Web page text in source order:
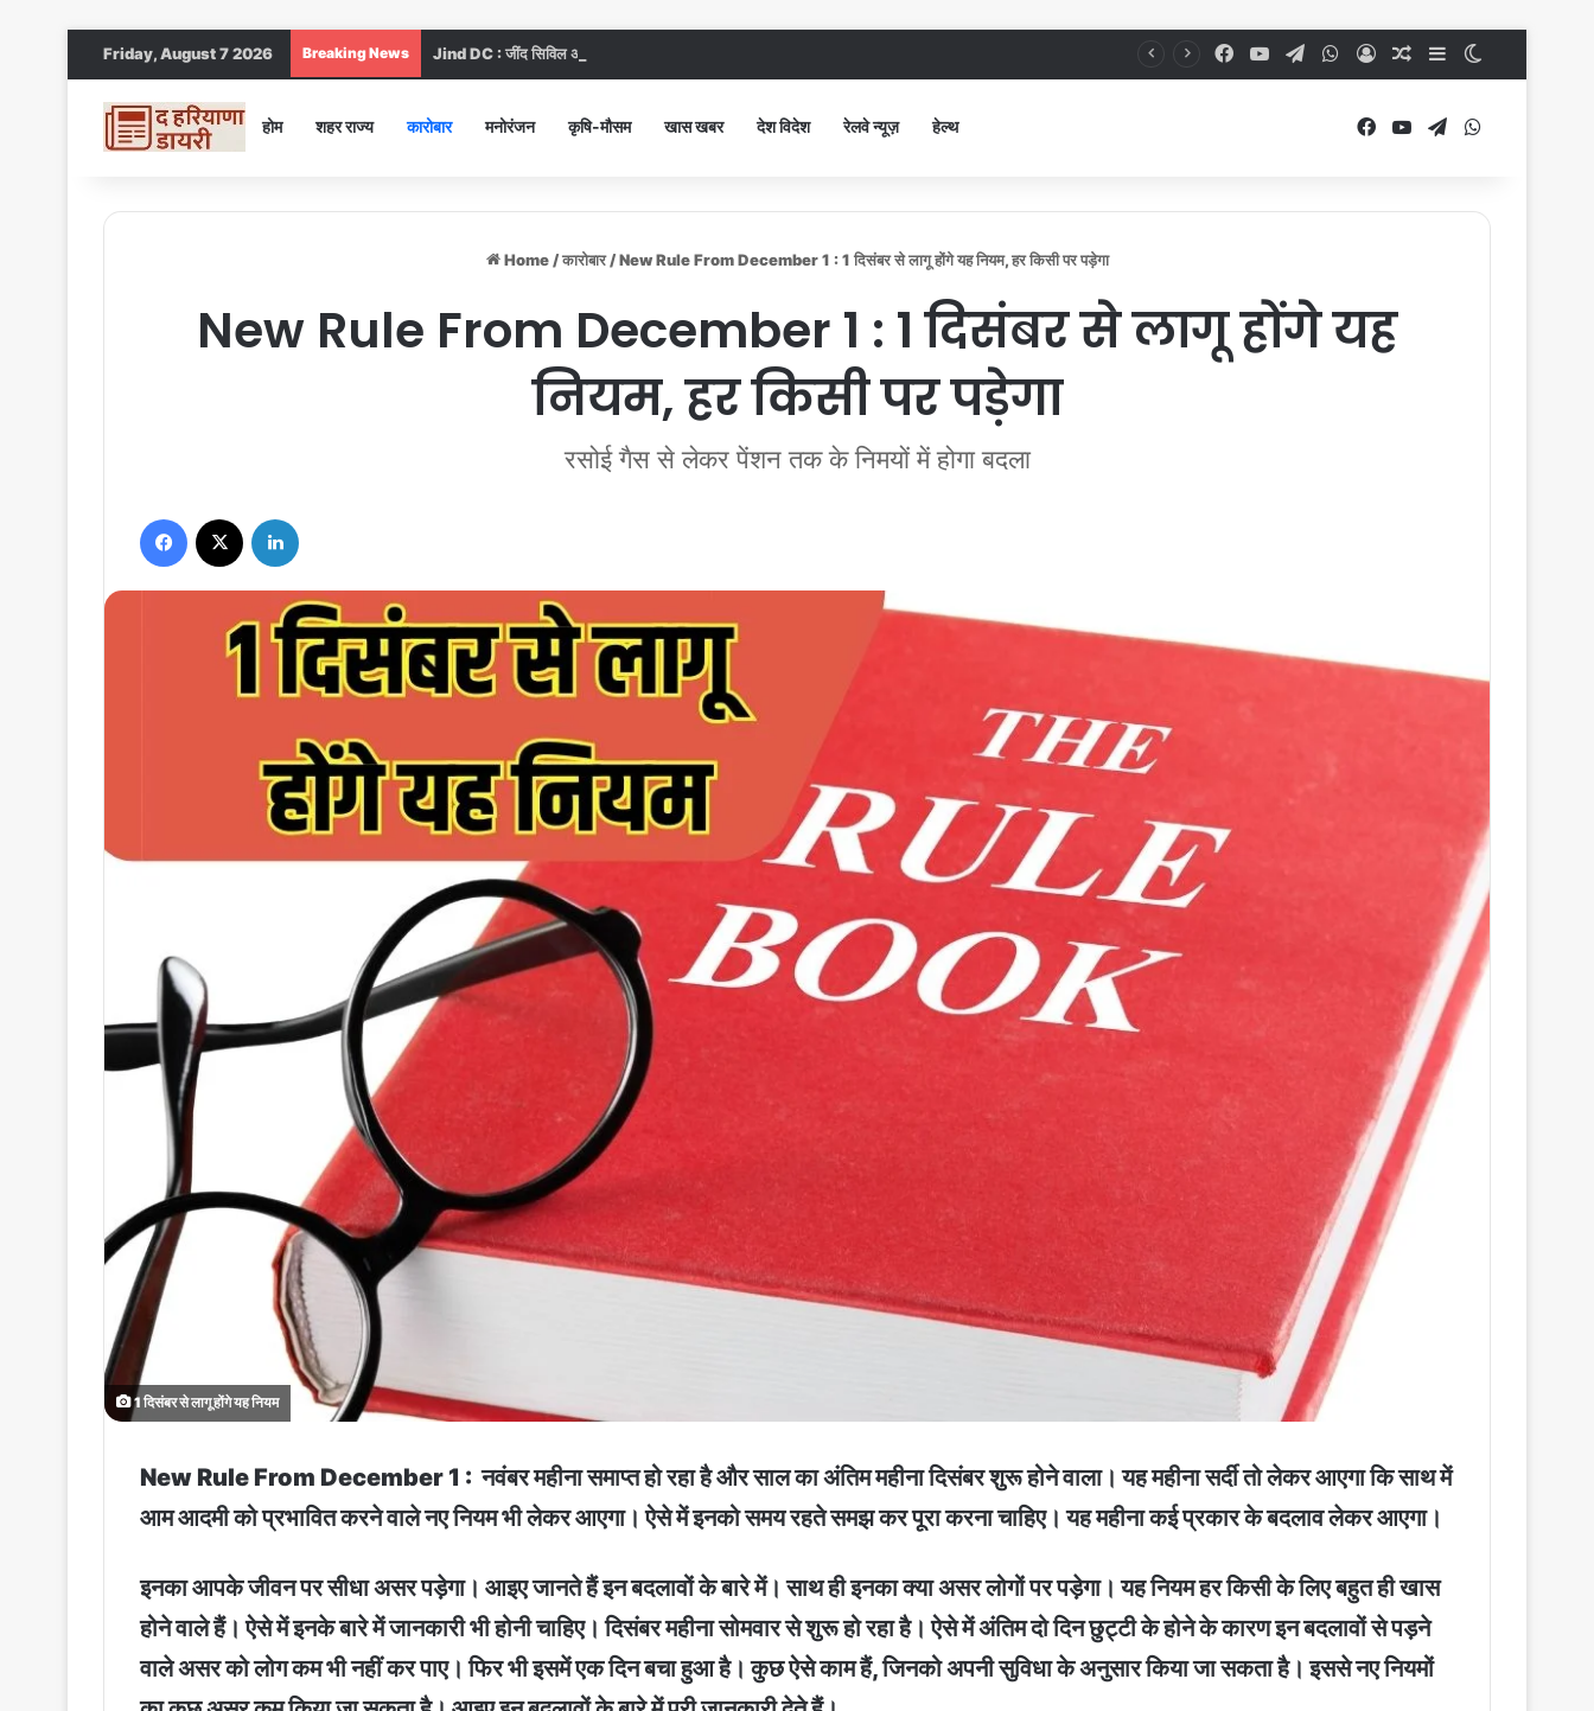
Friday, August 7 2026 Breaking News Jind DC : जींद सिविल अस्पताल में गंदगी देख भड़कीं DC, बोलीं, आप खुद बाथरूम में खड़े होकर दिखाओ Facebook
YouTubeTelegramWhatsApp
Log InRandom Article
Sidebar
होम शहर राज्य कारोबार मनोरंजन कृषि-मौसम खास खबर देश विदेश रेलवे न्यूज़ हेल्थ Facebook
YouTubeTelegram
Home / कारोबार / New Rule From December 1 : 1 दिसंबर से लागू होंगे यह नियम, हर किसी पर पड़ेगा
New Rule From December 1 : 1 दिसंबर से लागू होंगे यह
नियम, हर किसी पर पड़ेगा
रसोई गैस से लेकर पेंशन तक के निमयों में होगा बदला
Facebook
1 दिसंबर से लागू होंगे यह नियम
New Rule From December 1 : नवंबर महीना समाप्त हो रहा है और साल का अंतिम महीना दिसंबर शुरू होने वाला। यह महीना सर्दी तो लेकर आएगा कि साथ में
आम आदमी को प्रभावित करने वाले नए नियम भी लेकर आएगा। ऐसे में इनको समय रहते समझ कर पूरा करना चाहिए। यह महीना कई प्रकार के बदलाव लेकर आएगा।
इनका आपके जीवन पर सीधा असर पड़ेगा। आइए जानते हैं इन बदलावों के बारे में। साथ ही इनका क्या असर लोगों पर पड़ेगा। यह नियम हर किसी के लिए बहुत ही खास
होने वाले हैं। ऐसे में इनके बारे में जानकारी भी होनी चाहिए। दिसंबर महीना सोमवार से शुरू हो रहा है। ऐसे में अंतिम दो दिन छुट्टी के होने के कारण इन बदलावों से पड़ने
वाले असर को लोग कम भी नहीं कर पाए। फिर भी इसमें एक दिन बचा हुआ है। कुछ ऐसे काम हैं, जिनको अपनी सुविधा के अनुसार किया जा सकता है। इससे नए नियमों